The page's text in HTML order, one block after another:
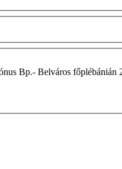
Bp.- Belváros főplébánián